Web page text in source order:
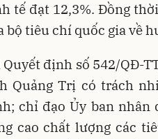
tế đạt 12,3%. Đồng
bộ tiêu chí quốc gia về
Quyết định số 542/QĐ-
Quảng Trị có trách
chỉ đạo Ủy ban
cao chất lượng các